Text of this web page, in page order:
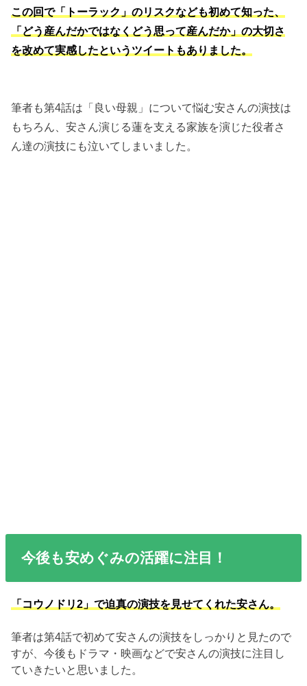
この回で「トーラック」のリスクなども初めて知った、
「どう産んだかではなくどう思って産んだか」の大切さ
を改めて実感したというツイートもありました。
筆者も第4話は「良い母親」について悩む安さんの演技は
もちろん、安さん演じる蓮を支える家族を演じた役者さ
ん達の演技にも泣いてしまいました。
今後も安めぐみの活躍に注目！
「コウノドリ2」で迫真の演技を見せてくれた安さん。
筆者は第4話で初めて安さんの演技をしっかりと見たので
すが、今後もドラマ・映画などで安さんの演技に注目し
ていきたいと思いました。